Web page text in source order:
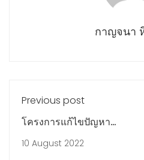
กาญจนา
Previous post
โครงการแก้ไขปัญหา
เด็กอ้วนในวัยเรียนและ
ป้องกันโรค NCDs ใน
10 August 2022